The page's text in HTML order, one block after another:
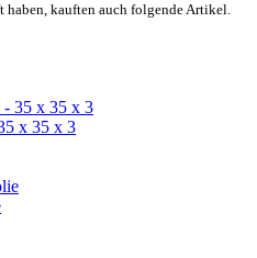
kauften auch folgende Artikel.
x 35 x 3